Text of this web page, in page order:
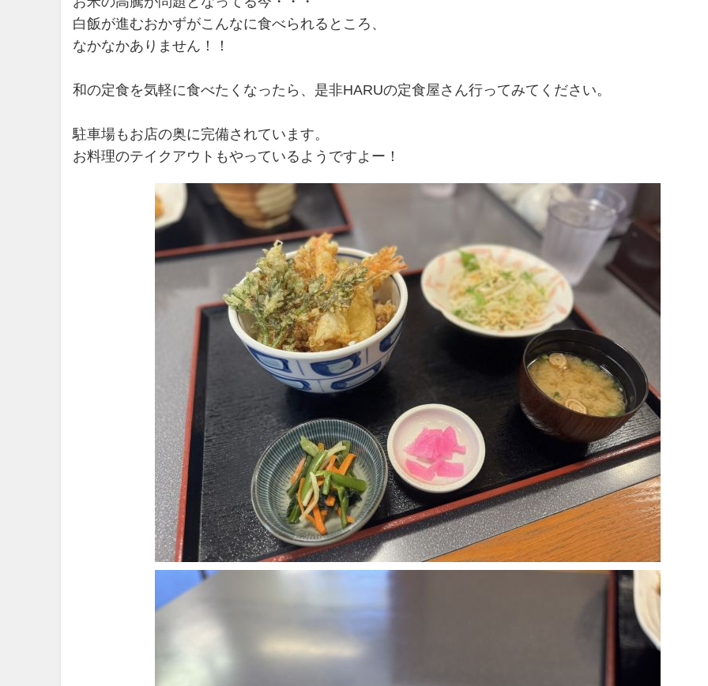
白飯が進むおかずがこんなに食べられるところ、
なかなかありません！！
和の定食を気軽に食べたくなったら、是非HARUの定食屋さん行ってみてください。
駐車場もお店の奥に完備されています。
お料理のテイクアウトもやっているようですよー！